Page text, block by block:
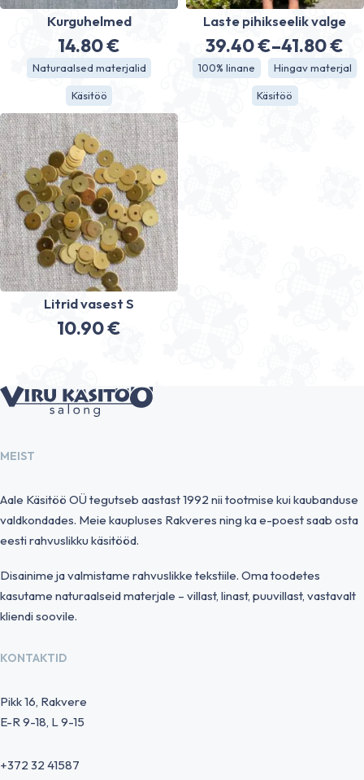
Kurguhelmed
14.80€
Naturaalsed materjalid
Käsitöö
Laste pihikseelik valge
39.40€–41.80€
39.40 €
kuni
100% linane Hingav materjal
Käsitöö
Litrid vasest S
10.90€
MEIST
Aale Käsitöö OÜ tegutseb aastast 1992 nii tootmise kui kaubanduse
valdkondades. Meie kaupluses Rakveres ning ka e-poest saab osta
eesti rahvuslikku käsitööd.
Disainime ja valmistame rahvuslikke tekstiile. Oma toodetes
kasutame naturaalseid materjale – villast, linast, puuvillast, vastavalt
kliendi soovile.
KONTAKTID
Pikk 16, Rakvere
E-R 9-18, L 9-15
+372 32 41587